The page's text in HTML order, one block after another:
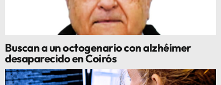
Buscan a un octogenario con alzhéimer
desaparecido en Coirós